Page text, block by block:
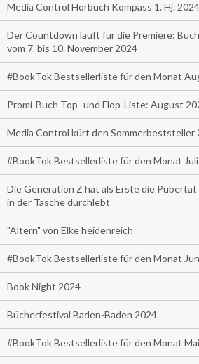
Media Control Hörbuch Kompass 1. Hj. 2024
Der Countdown läuft für die Premiere:
vom 7. bis 10. November 2024
#BookTok Bestsellerliste für den Monat
Promi-Buch Top- und Flop-Liste: August
Media Control kürt den Sommerbeststeller
#BookTok Bestsellerliste für den Monat
Die Generation Z hat als Erste die
in der Tasche durchlebt
"Altern" von Elke heidenreich
#BookTok Bestsellerliste für den Monat
Book Night 2024
Bücherfestival Baden-Baden 2024
#BookTok Bestsellerliste für den Monat